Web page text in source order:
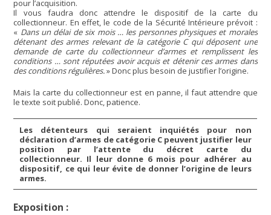
pour l’acquisition.
Il vous faudra donc attendre le dispositif de la carte du
collectionneur. En effet, le code de la Sécurité Intérieure prévoit :
« Dans un délai de six mois … les personnes physiques et morales
détenant des armes relevant de la catégorie C qui déposent une
demande de carte du collectionneur d’armes et remplissent les
conditions … sont réputées avoir acquis et détenir ces armes dans
des conditions régulières.» Donc plus besoin de justifier l’origine.
Mais la carte du collectionneur est en panne, il faut attendre que
le texte soit publié. Donc, patience.
Les détenteurs qui seraient inquiétés pour non
déclaration d’armes de catégorie C peuvent justifier leur
position par l’attente du décret carte du
collectionneur. Il leur donne 6 mois pour adhérer au
dispositif, ce qui leur évite de donner l’origine de leurs
armes.
Exposition :